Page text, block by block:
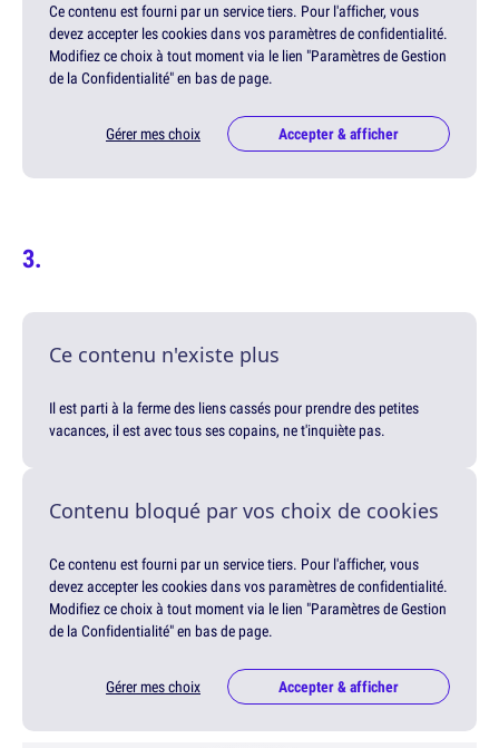
Ce contenu est fourni par un service tiers. Pour l'afficher, vous
devez accepter les cookies dans vos paramètres de confidentialité.
Modifiez ce choix à tout moment via le lien "Paramètres de Gestion
de la Confidentialité" en bas de page.
Gérer mes choix Accepter & afficher
Ce contenu n'existe plus
Il est parti à la ferme des liens cassés pour prendre des petites
vacances, il est avec tous ses copains, ne t'inquiète pas.
Contenu bloqué par vos choix de cookies
Ce contenu est fourni par un service tiers. Pour l'afficher, vous
devez accepter les cookies dans vos paramètres de confidentialité.
Modifiez ce choix à tout moment via le lien "Paramètres de Gestion
de la Confidentialité" en bas de page.
Gérer mes choix Accepter & afficher